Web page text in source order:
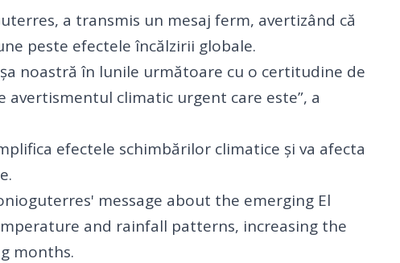
a transmis un mesaj ferm, avertizând că
peste efectele încălzirii globale.
noastră în lunile următoare cu o certitudine de
avertismentul climatic urgent care este”, a
efectele schimbărilor climatice și va afecta
' message about the emerging El
and rainfall patterns, increasing the
months.